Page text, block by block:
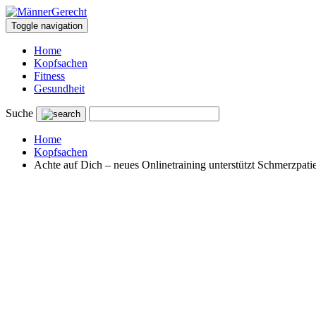
Toggle navigation
Home
Kopfsachen
Fitness
Gesundheit
Suche
Home
Kopfsachen
Achte auf Dich – neues Onlinetraining unterstützt